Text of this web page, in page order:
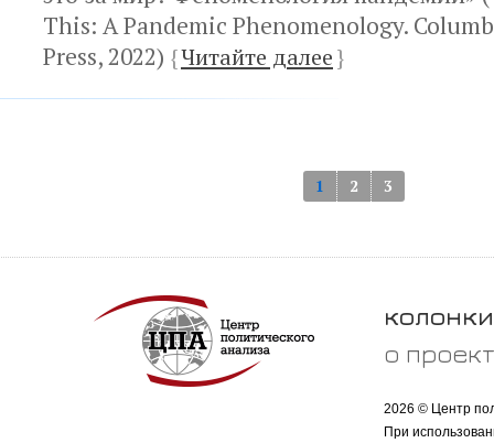
This: A Pandemic Phenomenology.
Press, 2022) {Читайте далее}
1 2 3
колонки
о
2026 © Центр
При